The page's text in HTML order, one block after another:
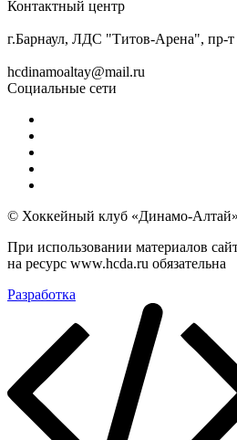
Контактный центр
г.Барнаул, ЛДС "Титов-Арена", пр-
hcdinamoaltay@mail.ru
Социальные сети
© Хоккейный клуб «Динамо-
При использовании материалов
на ресурс www.hcda.ru обязательна
Разработка